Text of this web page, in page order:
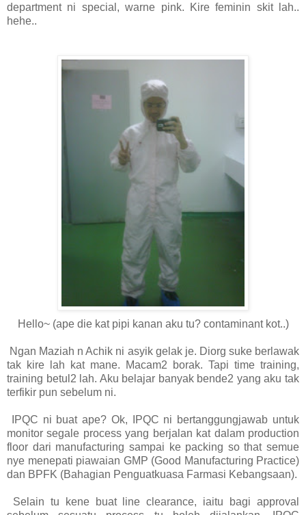
department ni special, warne pink. Kire feminin skit lah..
hehe..
Hello~ (ape die kat pipi kanan aku tu? contaminant kot..)
Ngan Maziah n Achik ni asyik gelak je. Diorg suke berlawak
tak kire lah kat mane. Macam2 borak. Tapi time training,
training betul2 lah. Aku belajar banyak bende2 yang aku tak
terfikir pun sebelum ni.
IPQC ni buat ape? Ok, IPQC ni bertanggungjawab untuk
monitor segale process yang berjalan kat dalam production
floor dari manufacturing sampai ke packing so that semue
nye menepati piawaian GMP (Good Manufacturing Practice)
dan BPFK (Bahagian Penguatkuasa Farmasi Kebangsaan).
Selain tu kene buat line clearance, iaitu bagi approval